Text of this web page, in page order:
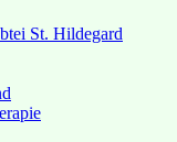
St. Hildegard